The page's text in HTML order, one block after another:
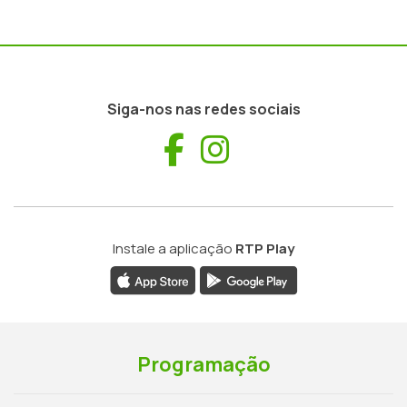
Siga-nos nas redes sociais
Facebook
Instale a aplicação RTP Play
Programação